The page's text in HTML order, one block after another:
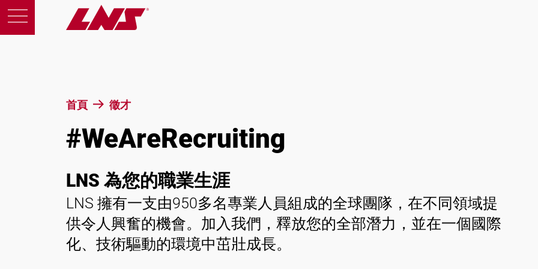
首頁 徵才
#WeAreRecruiting
LNS 為您的職業生涯
LNS 擁有一支由950多名專業人員組成的全球團隊，在不同領域提
供令人興奮的機會。加入我們，釋放您的全部潛力，並在一個國際
化、技術驅動的環境中茁壯成長。
產品
支援
教育
關於我們